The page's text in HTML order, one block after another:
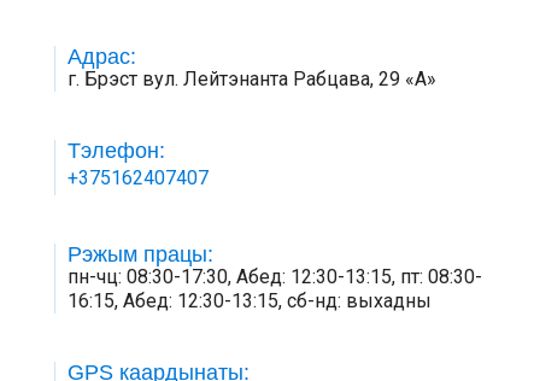
Адрас:
г. Брэст вул. Лейтэнанта Рабцава, 29 «А»
Тэлефон:
+375162407407
Рэжым працы:
пн-чц: 08:30-17:30, Абед: 12:30-13:15, пт: 08:30-
16:15, Абед: 12:30-13:15, сб-нд: выхадны
GPS каардынаты: